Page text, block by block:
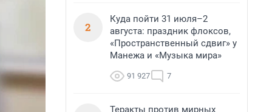
2
Куда пойти 31 июля–2
августа: праздник флоксов,
«Пространственный сдвиг» у
Манежа и «Музыка мира»
91 927 7
Теракты против мирных